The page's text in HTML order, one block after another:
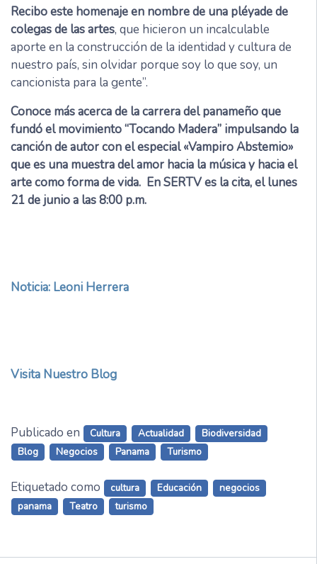
Recibo este homenaje en nombre de una pléyade de
colegas de las artes, que hicieron un incalculable
aporte en la construcción de la identidad y cultura de
nuestro país, sin olvidar porque soy lo que soy, un
cancionista para la gente”.
Conoce más acerca de la carrera del panameño que
fundó el movimiento “Tocando Madera” impulsando la
canción de autor con el especial «Vampiro Abstemio»
que es una muestra del amor hacia la música y hacia el
arte como forma de vida. En SERTV es la cita, el lunes
21 de junio a las 8:00 p.m.
Noticia: Leoni Herrera
Visita Nuestro Blog
Publicado en Cultura Actualidad
Biodiversidad
Blog
Negocios Panama Turismo
Etiquetado como cultura Educación
negocios
panama
Teatro turismo